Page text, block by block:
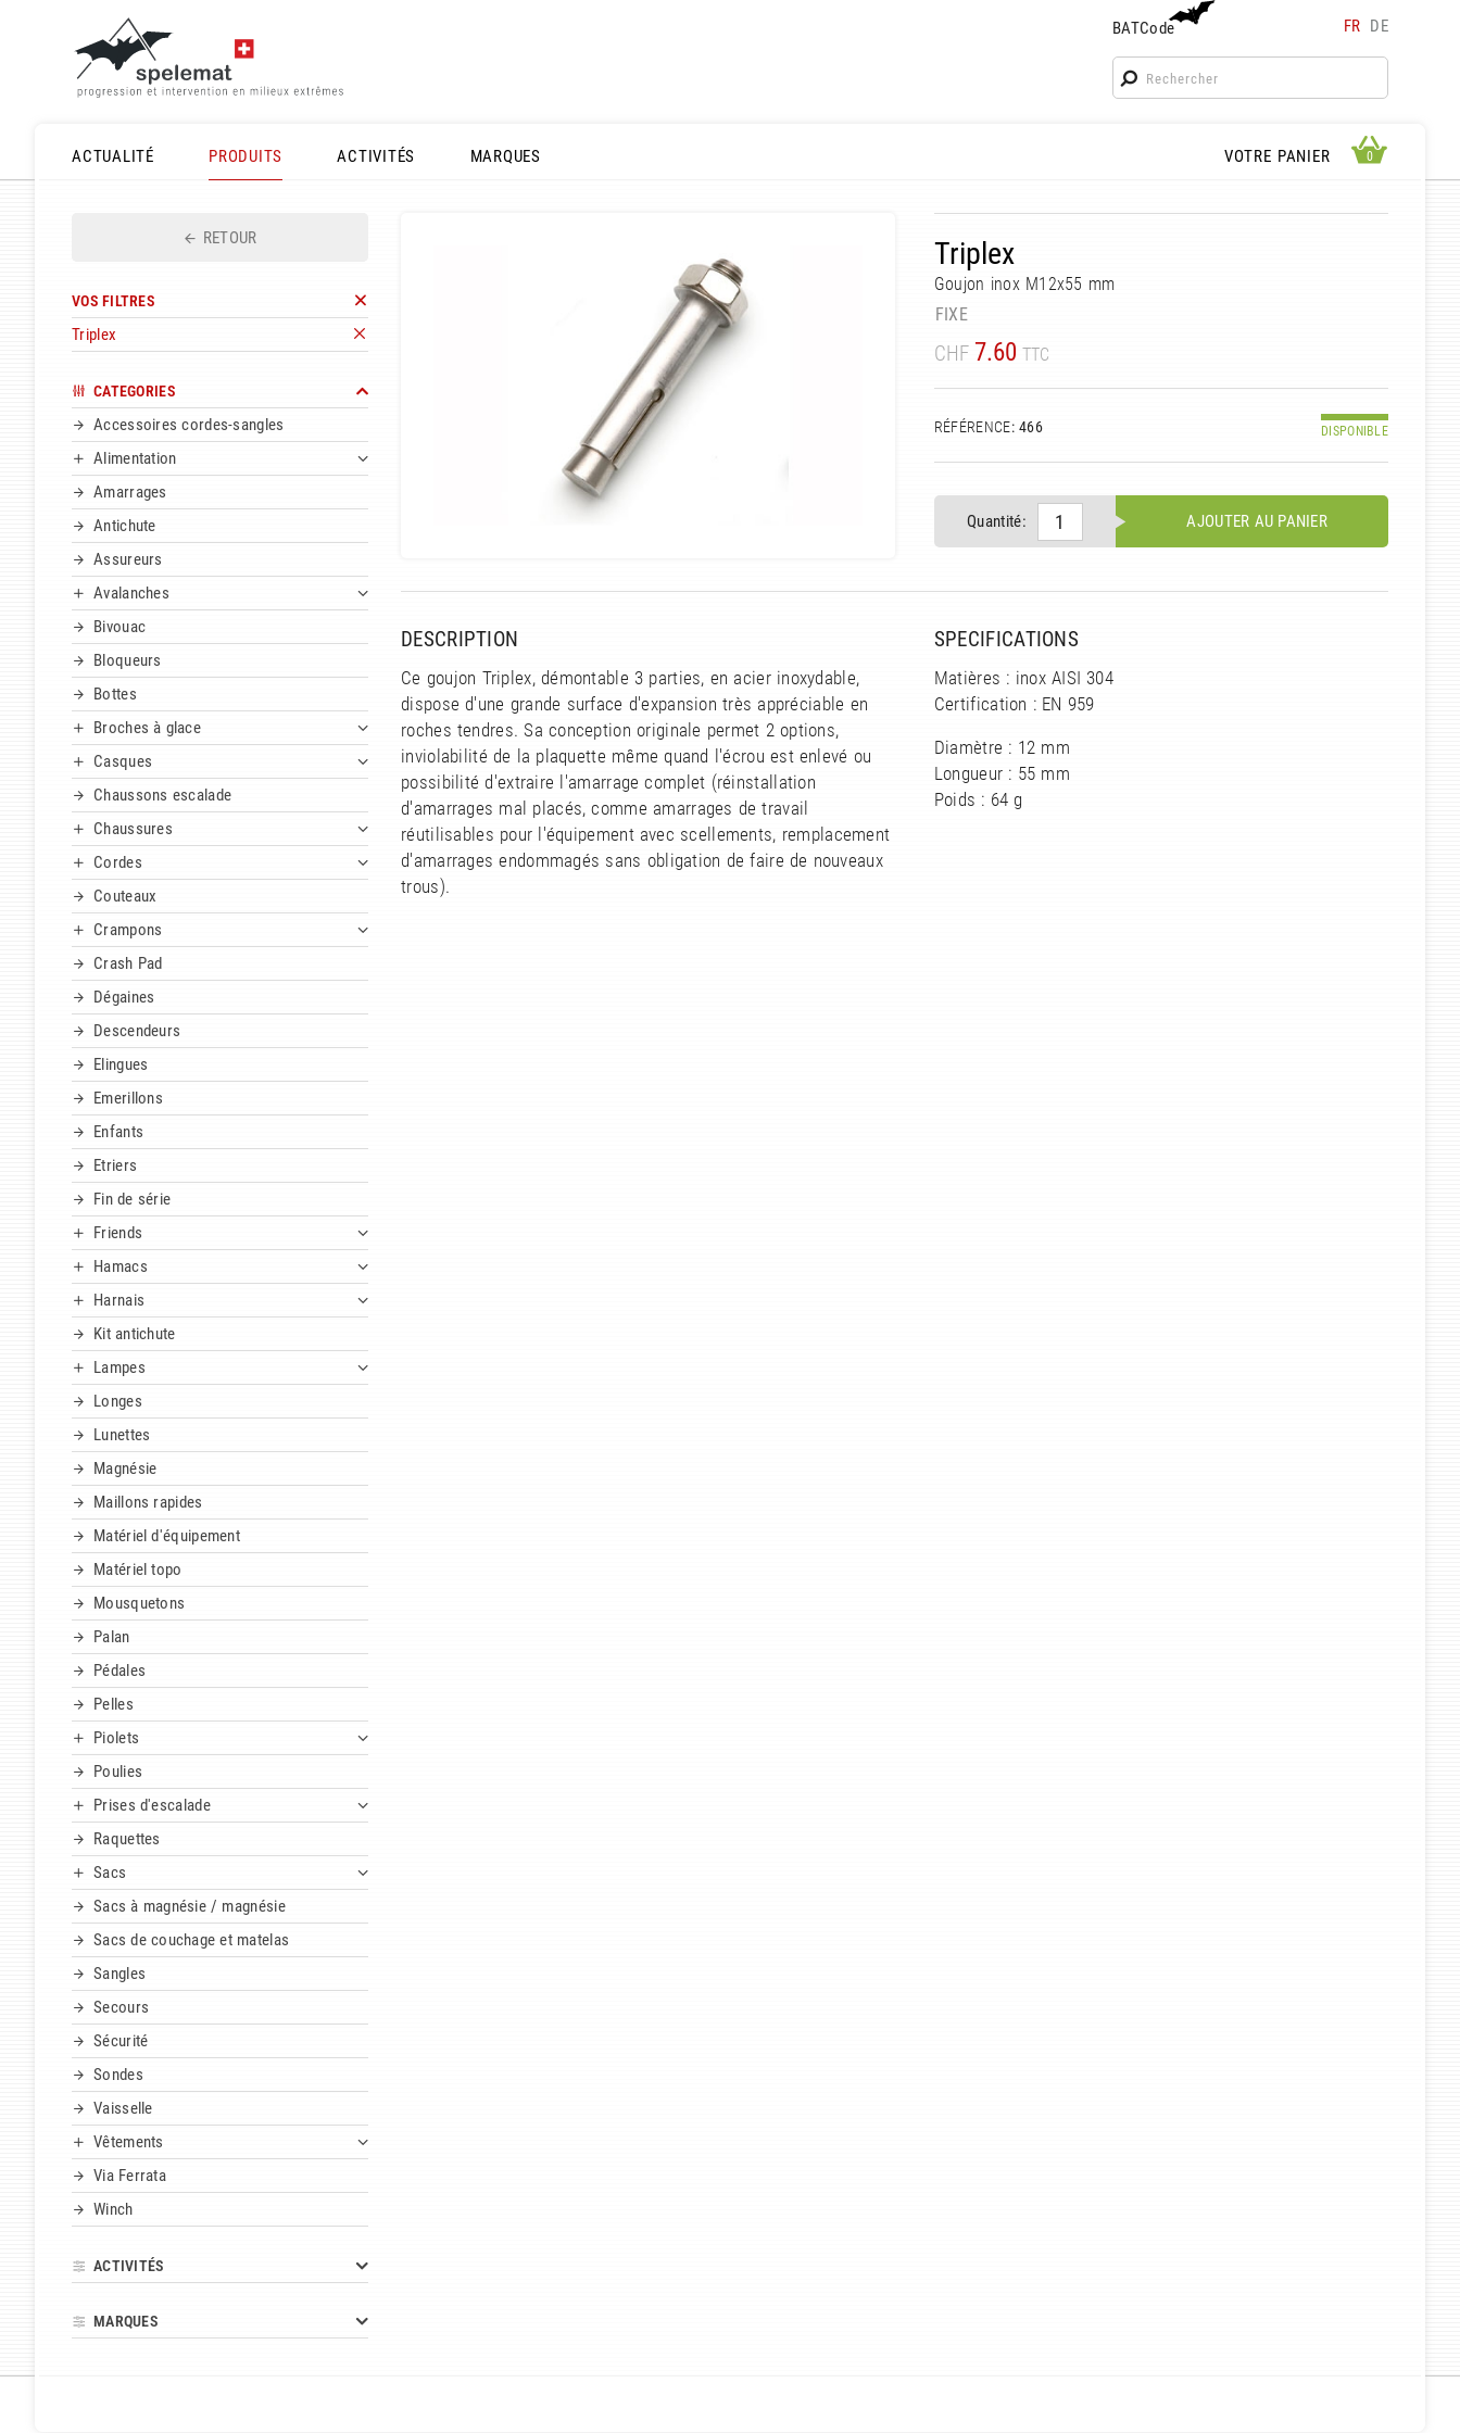
BATCode FR DE
BATCode
Rentrez votre BATCode et validez
ACTUALITÉ
PRODUITS ACTIVITÉS MARQUES VOTRE PANIER 0 0
RETOUR
VOS FILTRES
Triplex
CATEGORIES
Accessoires cordes-sangles
Alimentation
Amarrages
Antichute
Assureurs
Avalanches
Bivouac
Bloqueurs
Bottes
Broches à glace
Casques
Chaussons escalade
Chaussures
Cordes
Couteaux
Crampons
Crash Pad
Dégaines
Descendeurs
Elingues
Emerillons
Enfants
Etriers
Fin de série
Friends
Hamacs
Harnais
Kit antichute
Lampes
Longes
Lunettes
Magnésie
Maillons rapides
Matériel d'équipement
Matériel topo
Mousquetons
Palan
Pédales
Pelles
Piolets
Poulies
Prises d'escalade
Raquettes
Sacs
Sacs à magnésie / magnésie
Sacs de couchage et matelas
Sangles
Secours
Sécurité
Sondes
Vaisselle
Vêtements
Via Ferrata
Winch
ACTIVITÉS
MARQUES
Triplex
Goujon inox M12x55 mm
FIXE
CHF 7.60 TTC
RÉFÉRENCE: 466 DISPONIBLE
Quantité: AJOUTER AU PANIER
DESCRIPTION
Ce goujon Triplex, démontable 3 parties, en acier inoxydable,
dispose d'une grande surface d'expansion très appréciable en
roches tendres. Sa conception originale permet 2 options,
inviolabilité de la plaquette même quand l'écrou est enlevé ou
possibilité d'extraire l'amarrage complet (réinstallation
d'amarrages mal placés, comme amarrages de travail
réutilisables pour l'équipement avec scellements, remplacement
d'amarrages endommagés sans obligation de faire de nouveaux
trous).
SPECIFICATIONS
Matières : inox AISI 304
Certification : EN 959
Diamètre : 12 mm
Longueur : 55 mm
Poids : 64 g